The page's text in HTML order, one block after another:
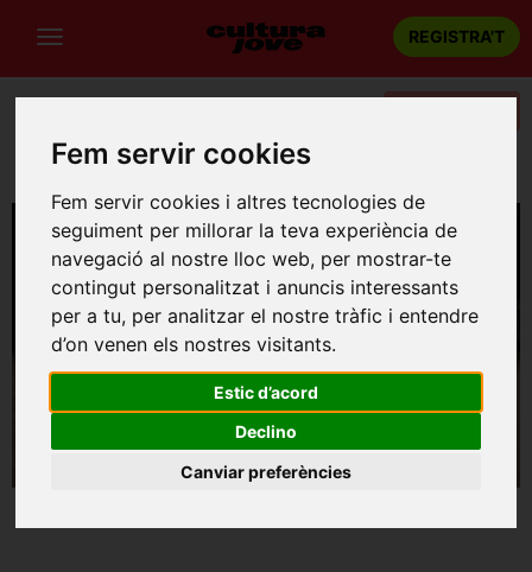
Fem servir cookies
Fem servir cookies i altres tecnologies de
seguiment per millorar la teva experiència de
navegació al nostre lloc web, per mostrar-te
contingut personalitzat i anuncis interessants
per a tu, per analitzar el nostre tràfic i entendre
d’on venen els nostres visitants.
Estic d’acord
Declino
Canviar preferències
REGISTRA'T
Portada Teatre Barcelona El fill